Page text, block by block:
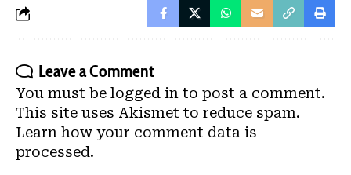
Leave a Comment
You must be logged in to post a comment.
This site uses Akismet to reduce spam.
Learn how your comment data is
processed.